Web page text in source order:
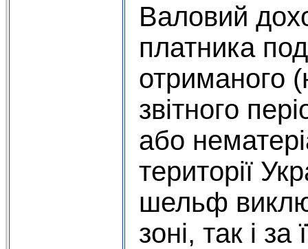
Валовий
платника
отриманого
звітного
або
території
шельф
зоні, так і